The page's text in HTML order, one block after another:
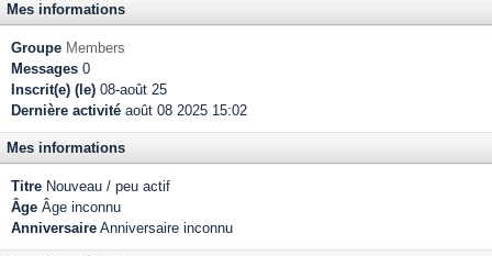
Mes informations
Groupe Members
Messages 0
Inscrit(e) (le) 08-août 25
Dernière activité août 08 2025 15:02
Mes informations
Titre Nouveau / peu actif
Âge Âge inconnu
Anniversaire Anniversaire inconnu